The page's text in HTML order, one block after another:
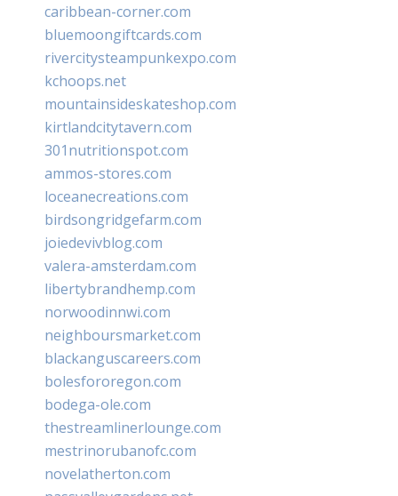
caribbean-corner.com
bluemoongiftcards.com
rivercitysteampunkexpo.com
kchoops.net
mountainsideskateshop.com
kirtlandcitytavern.com
301nutritionspot.com
ammos-stores.com
loceanecreations.com
birdsongridgefarm.com
joiedevivblog.com
valera-amsterdam.com
libertybrandhemp.com
norwoodinnwi.com
neighboursmarket.com
blackanguscareers.com
bolesfororegon.com
bodega-ole.com
thestreamlinerlounge.com
mestrinorubanofc.com
novelatherton.com